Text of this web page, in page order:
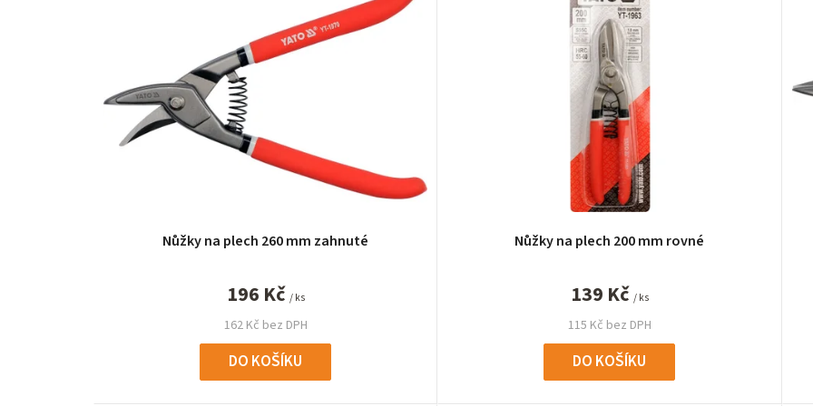
s
Nůžky na plech 260 mm zahnuté
162 Kč bez DPH
196 Kč / ks
DO KOŠÍKU
Nůžky na plech 200 mm rovné
115 Kč bez DPH
139 Kč / ks
DO KOŠÍKU